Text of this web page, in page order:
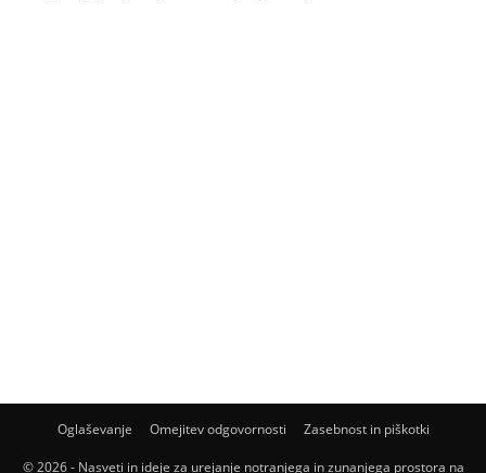
Oglaševanje Omejitev odgovornosti Zasebnost in piškotki
© 2026 - Nasveti in ideje za urejanje notranjega in zunanjega prostora na